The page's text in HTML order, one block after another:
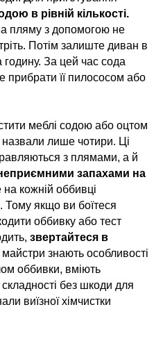
в рівній кількості.
пляму з допомогою не
Потім залиште диван в
годину. За цей час сода
прибрати її пилососом або
меблі содою або оцтом
назвали лише чотири. Ці
з плямами, а й
запахами на
кожній оббивці
Тому якщо ви боїтеся
оббивку або тест
звертайтеся в
знають особливості
оббивки, вміють
без шкоди для
виїзної хімчистки